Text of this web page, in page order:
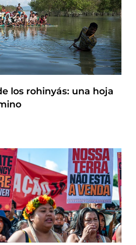
los rohinyás: una hoja